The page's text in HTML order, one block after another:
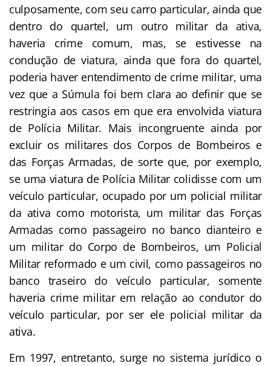
culposamente, com seu carro particular, ainda que
dentro do quartel, um outro militar da ativa,
haveria crime comum, mas, se estivesse na
condução de viatura, ainda que fora do quartel,
poderia haver entendimento de crime militar, uma
vez que a Súmula foi bem clara ao definir que se
restringia aos casos em que era envolvida viatura
de Polícia Militar. Mais incongruente ainda por
excluir os militares dos Corpos de Bombeiros e
das Forças Armadas, de sorte que, por exemplo,
se uma viatura de Polícia Militar colidisse com um
veículo particular, ocupado por um policial militar
da ativa como motorista, um militar das Forças
Armadas como passageiro no banco dianteiro e
um militar do Corpo de Bombeiros, um Policial
Militar reformado e um civil, como passageiros no
banco traseiro do veículo particular, somente
haveria crime militar em relação ao condutor do
veículo particular, por ser ele policial militar da
ativa.
Em 1997, entretanto, surge no sistema jurídico o